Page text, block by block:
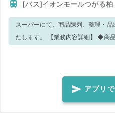
[バス]イオンモールつがる柏
スーパーにて、商品陳列、整理・
たします。 【業務内容詳細】 ◆商品陳列（品出し・仕分け・補充含
場合がございます。 売り場での作業もある為、お客様からお声がけが
ある可能性があります。あらかじめご了承
安心して働けます🔰 丁寧にサポー
らスタート した方が多数✨ ⭐こんな方大歓迎！ ・礼儀正しく受け答え
アプリ